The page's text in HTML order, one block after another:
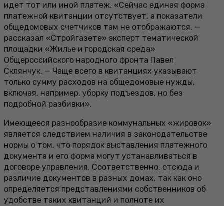
идет тот или иной платеж. «Сейчас единая форма
платежной квитанции отсутствует, а показатели
общедомовых счетчиков там не отображаются, —
рассказал «Стройгазете» эксперт тематической
площадки «Жилье и городская среда»
Общероссийского народного фронта Павел
Склянчук. — Чаще всего в квитанциях указывают
только сумму расходов на общедомовые нужды,
включая, например, уборку подъездов, но без
подробной разбивки».
Имеющееся разнообразие коммунальных «жировок»
является следствием наличия в законодательстве
нормы о том, что порядок выставления платежного
документа и его форма могут устанавливаться в
договоре управления. Соответственно, отсюда и
различие документов в разных домах, так как оно
определяется представлениями собственников об
удобстве таких квитанций и полноте их